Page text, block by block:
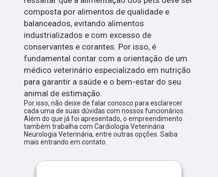
composta por alimentos de qualidade e
balanceados, evitando alimentos
industrializados e com excesso de
conservantes e corantes. Por isso, é
fundamental contar com a orientação de um
médico veterinário especializado em nutrição
para garantir a saúde e o bem-estar do seu
animal de estimação.
Por isso, não deixe de falar conosco para esclarecer
cada uma de suas dúvidas com nossos funcionários.
Além do que já foi apresentado, o empreendimento
também trabalha com Cardiologia Veterinária
Neurologia Veterinária, entre outras opções. Saiba
mais entrando em contato.